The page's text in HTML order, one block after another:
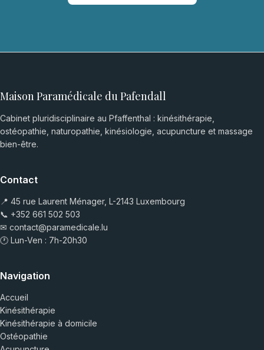
Maison Paramédicale du Pafendall
Cabinet pluridisciplinaire au Pfaffenthal : kinésithérapie,
ostéopathie, naturopathie, kinésiologie, acupuncture et massage
bien-être.
Contact
📍 45 rue Laurent Ménager, L-2143 Luxembourg
📞 +352 661 502 503
✉ contact@paramedicale.lu
🕐 Lun-Ven : 7h-20h30
Navigation
Accueil
Kinésithérapie
Kinésithérapie à domicile
Ostéopathie